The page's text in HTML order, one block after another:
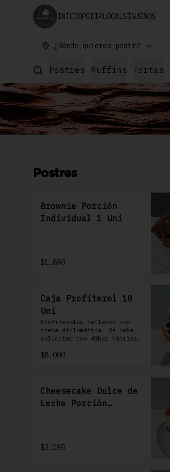
INICIOPEDIRLOCALSÍGUENOS
¿Dónde quieres pedir?
Postres Muffins Tortas
Postres
Brownie Porción
Individual 1 Uni
$1.890
Caja Profiterol 10
Uni
Profiteroles rellenos con
crema diplomática. Se debe
solicitar con 48hrs hábiles.
$8.000
Cheesecake Dulce de
Leche Porción
$3.190